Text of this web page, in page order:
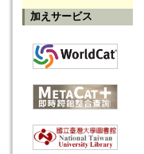
加えサービス